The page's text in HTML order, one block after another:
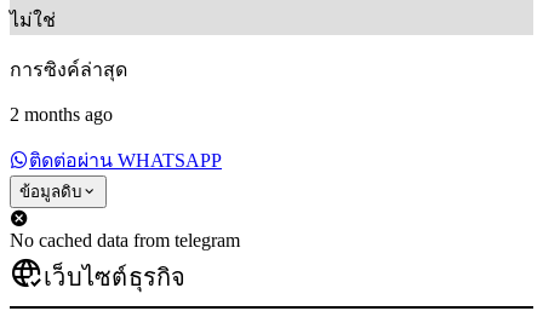
ไม่ใช่
การซิงค์ล่าสุด
2 months ago
ติดต่อผ่าน WHATSAPP
ข้อมูลดิบ
No cached data from telegram
เว็บไซต์ธุรกิจ